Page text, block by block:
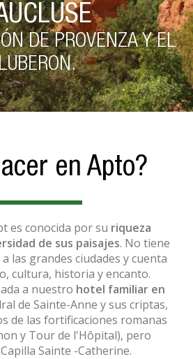
DE PROVENZA Y EL
en Apto?
es conocida por su riqueza
de sus paisajes. No tiene
las grandes ciudades y cuenta
cultura, historia y encanto.
a nuestro hotel familiar en
de Sainte-Anne y sus criptas,
de las fortificaciones romanas
y Tour de l'Hôpital), pero
Sainte -Catherine.